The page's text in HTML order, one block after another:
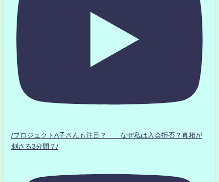
/プロジェクトA子さんも注目？ なぜ私は入会拒否？真相が
刺さる3分間？/